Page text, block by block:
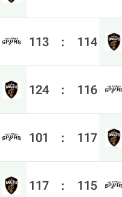
113 : 114
124 : 116
101 : 117
117 : 115